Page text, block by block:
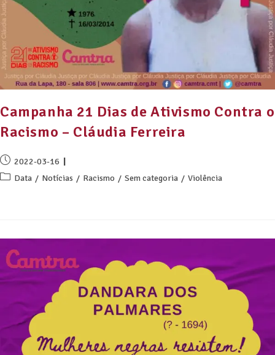
Campanha 21 Dias de Ativismo Contra o
Racismo – Cláudia Ferreira
2022-03-16
Data / Notícias / Racismo / Sem categoria / Violência